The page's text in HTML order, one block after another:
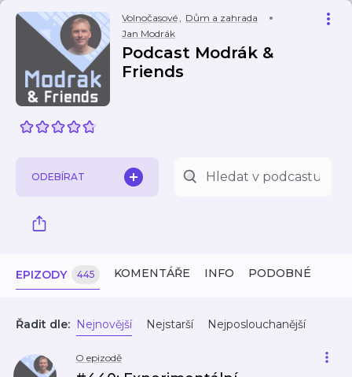
Volnočasové, Dům a zahrada
Jan Modrák
Podcast Modrák &
Friends
ODEBÍRAT
EPIZODY 445 KOMENTÁŘE INFO PODOBNÉ
Řadit dle: Nejnovější Nejstarší Nejposlouchanější
O epizodě